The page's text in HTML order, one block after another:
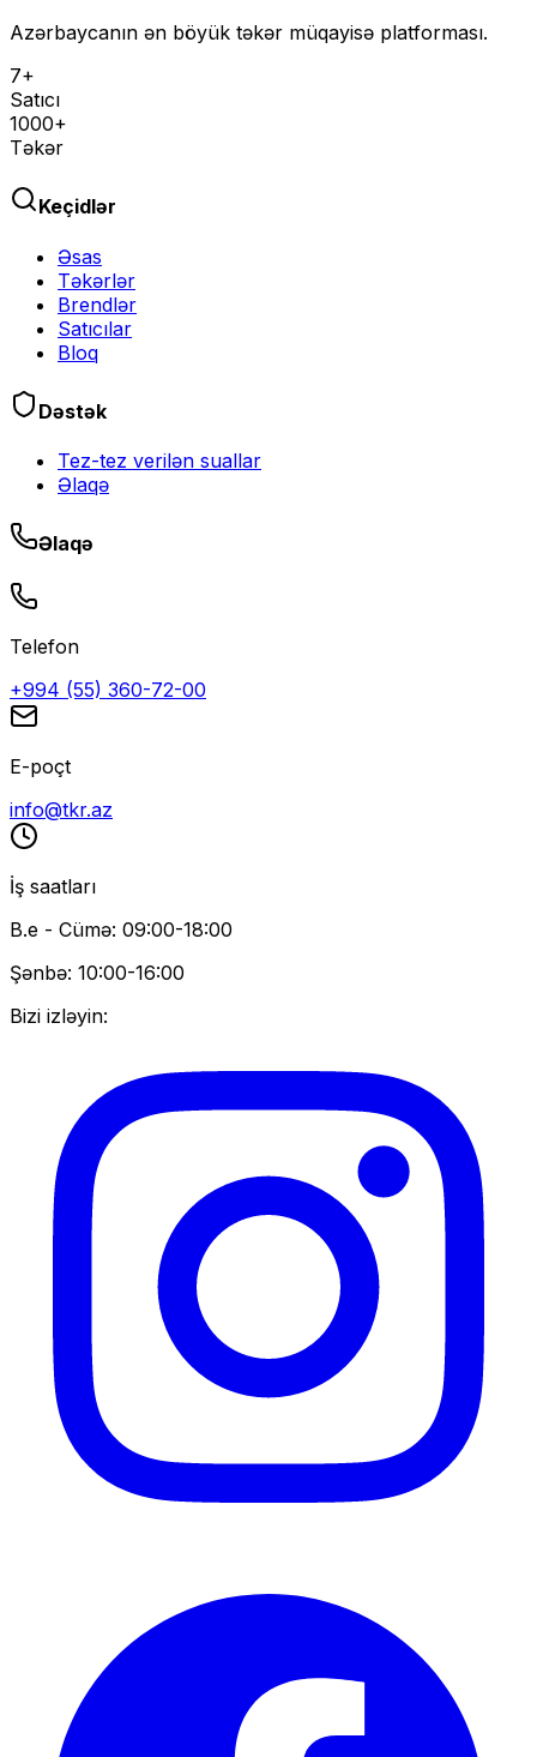
Azərbaycanın ən böyük təkər müqayisə platforması.
7+
Satıcı
1000+
Təkər
Keçidlər
Əsas
Təkərlər
Brendlər
Satıcılar
Bloq
Dəstək
Tez-tez verilən suallar
Əlaqə
Əlaqə
Telefon
+994 (55) 360-72-00
E-poçt
info@tkr.az
İş saatları
B.e - Cümə: 09:00-18:00
Şənbə: 10:00-16:00
Bizi izləyin: